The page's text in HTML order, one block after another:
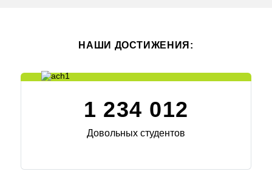
НАШИ ДОСТИЖЕНИЯ:
1 234 012
Довольных студентов